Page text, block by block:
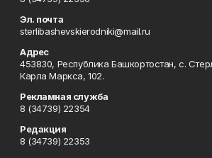
Эл. почта
sterlibashevskierodniki@mail.ru
Адрес
453830, Республика Башкортостан, c.
Карла Маркса, 102.
Рекламная служба
8 (34739) 22354
Редакция
8 (34739) 22353